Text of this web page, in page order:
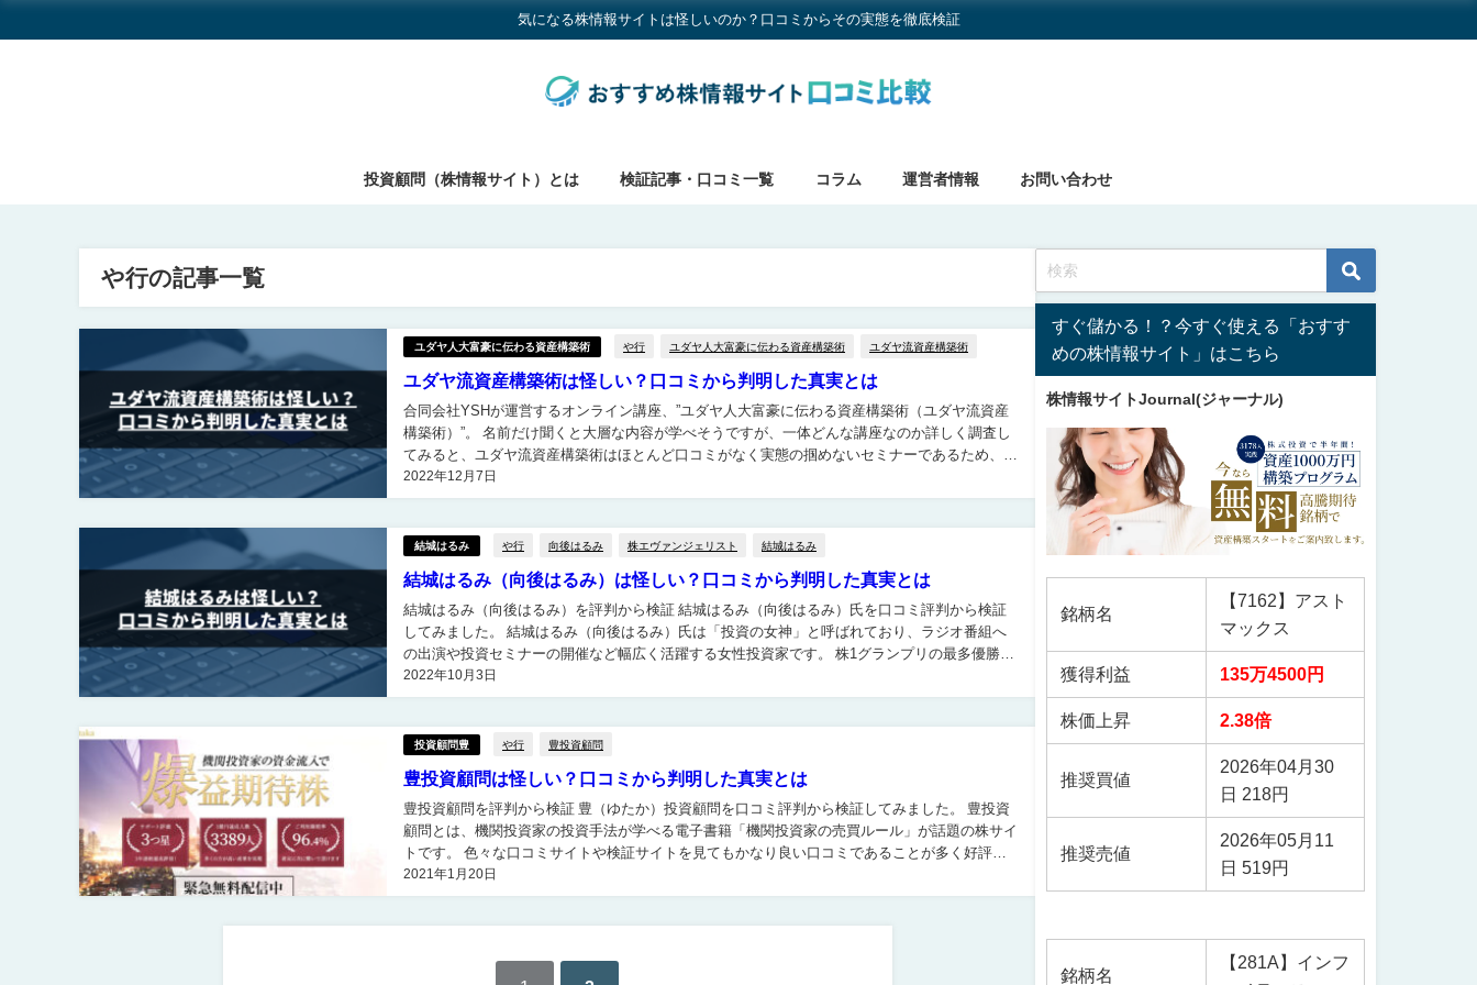
気になる株情報サイトは怪しいのか？口コミからその実態を徹底検証
投資顧問（株情報サイト）とは 検証記事・口コミ一覧 コラム 運営者情報 お問い合わせ
や行の記事一覧
ユダヤ人大富豪に伝わる資産構築術 や行 ユダヤ人大富豪に伝わる資産構築術 ユダヤ流資産構築術
ユダヤ流資産構築術は怪しい？口コミから判明した真実とは
2022年12月7日
合同会社YSHが運営するオンライン講座、”ユダヤ人大富豪に伝わる資産構築術（ユダヤ流資産
構築術）”。 名前だけ聞くと大層な内容が学べそうですが、一体どんな講座なのか詳しく調査し
てみると、ユダヤ流資産構築術はほとんど口コミがなく実態の掴めないセミナーであるため、利
用は様子を見た方がよさそうということが判明しました。 ...
結城はるみ や行 向後はるみ 株エヴァンジェリスト 結城はるみ
結城はるみ（向後はるみ）は怪しい？口コミから判明した真実とは
2022年10月3日
結城はるみ（向後はるみ）を評判から検証 結城はるみ（向後はるみ）氏を口コミ評判から検証
してみました。 結城はるみ（向後はるみ）氏は「投資の女神」と呼ばれており、ラジオ番組へ
の出演や投資セミナーの開催など幅広く活躍する女性投資家です。 株1グランプリの最多優勝ホ
ルダーという実績も持っており、個人投資家からも人気の高...
投資顧問豊 や行 豊投資顧問
豊投資顧問は怪しい？口コミから判明した真実とは
2021年1月20日
豊投資顧問を評判から検証 豊（ゆたか）投資顧問を口コミ評判から検証してみました。 豊投資
顧問とは、機関投資家の投資手法が学べる電子書籍「機関投資家の売買ルール」が話題の株サイ
トです。 色々な口コミサイトや検証サイトを見てもかなり良い口コミであることが多く好評な
ようですが、豊投資顧問の銘柄はどれくらい儲かるのでし...
すぐ儲かる！？今すぐ使える「おすす
めの株情報サイト」はこちら
株情報サイトJournal(ジャーナル)
銘柄名
【7162】アスト
マックス
獲得利益 135万4500円
株価上昇 2.38倍
推奨買値
2026年04月30
日 218円
推奨売値
2026年05月11
日 519円
銘柄名
【281A】インフ